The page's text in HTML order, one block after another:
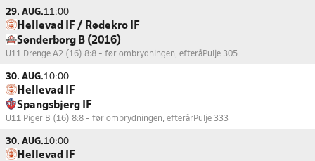
29. AUG.11:00
Hellevad IF / Rødekro IF
Sønderborg B (2016)
U11 Drenge A2 (16) 8:8 - før ombrydningen, efteråPulje 305
30. AUG.10:00
Hellevad IF
Spangsbjerg IF
U11 Piger B (16) 8:8 - før ombrydningen, efterårPulje 333
30. AUG.10:00
Hellevad IF